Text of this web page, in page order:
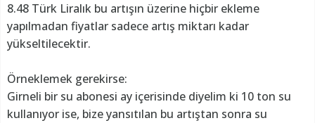
8.48 Türk Liralık bu artışın üzerine hiçbir ekleme
yapılmadan fiyatlar sadece artış miktarı kadar
yükseltilecektir.
Örneklemek gerekirse:
Girneli bir su abonesi ay içerisinde diyelim ki 10 ton su
kullanıyor ise, bize yansıtılan bu artıştan sonra su